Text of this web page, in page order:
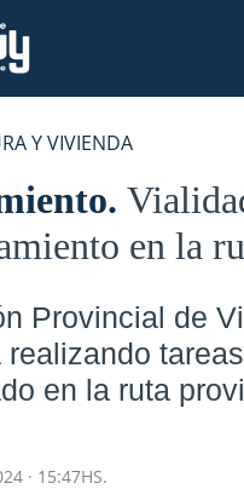
Y VIVIENDA
en la
Provincial de
realizando
en la ruta
· 15:47HS.